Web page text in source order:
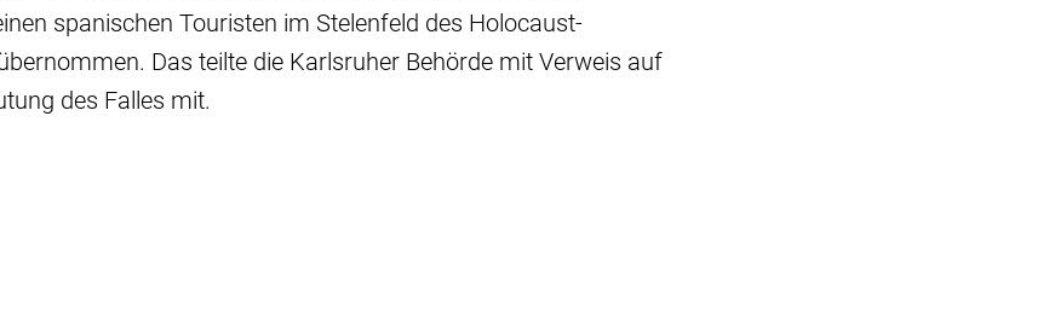
spanischen Touristen im Stelenfeld des Holocaust-
Das teilte die Karlsruher Behörde mit Verweis auf
des Falles mit.